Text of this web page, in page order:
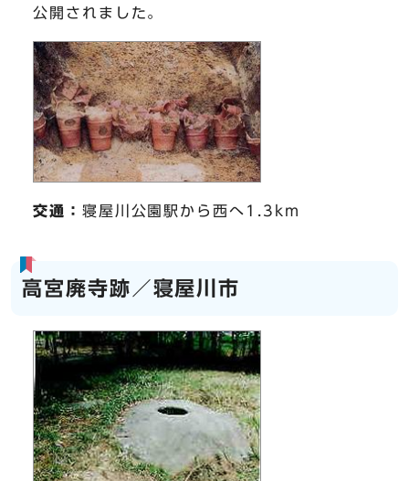
公開されました。
交通： 寝屋川公園駅から西へ1.3km
高宮廃寺跡／寝屋川市